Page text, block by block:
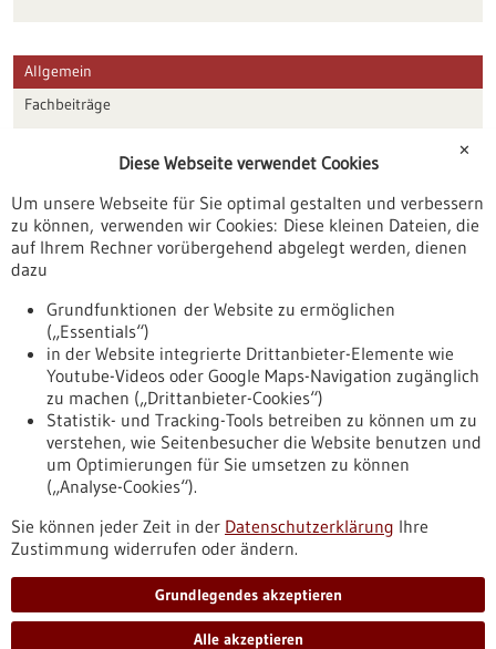
Allgemein
Fachbeiträge
Veranstaltungen
Erscheinungsdatum
Nach oben
Informiert bleiben
Newsletter abonnieren
✕
Diese Webseite verwendet Cookies
Um unsere Webseite für Sie optimal gestalten und verbessern
zu können, verwenden wir Cookies: Diese kleinen Dateien, die
auf Ihrem Rechner vorübergehend abgelegt werden, dienen
dazu
Grundfunktionen der Website zu ermöglichen
(„Essentials“)
in der Website integrierte Drittanbieter-Elemente wie
Youtube-Videos oder Google Maps-Navigation zugänglich
zu machen („Drittanbieter-Cookies“)
Statistik- und Tracking-Tools betreiben zu können um zu
verstehen, wie Seitenbesucher die Website benutzen und
um Optimierungen für Sie umsetzen zu können
(„Analyse-Cookies“).
Sie können jeder Zeit in der Datenschutzerklärung Ihre
Zustimmung widerrufen oder ändern.
Grundlegendes akzeptieren
Alle akzeptieren